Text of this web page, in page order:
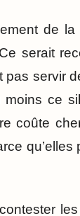
de
serait
pas servir
ce
coûte
qu’elles